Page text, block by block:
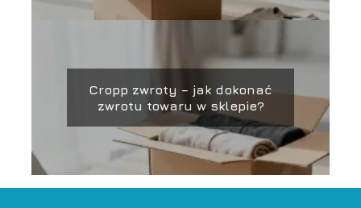
Cropp zwroty – jak dokonać
zwrotu towaru w sklepie?